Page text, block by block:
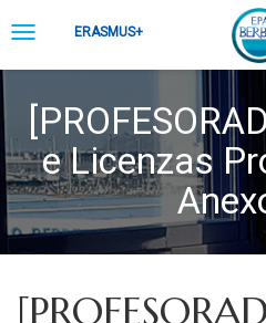
to ToggleERASMUS+
e Licenzas